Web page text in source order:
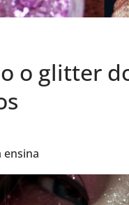
o glitter
ensina